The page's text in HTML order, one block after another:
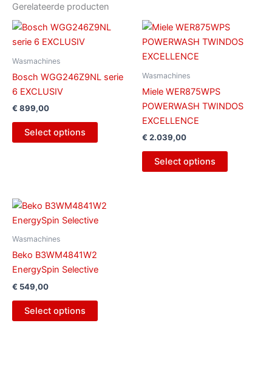
Gerelateerde producten
Wasmachines
Bosch WGG246Z9NL serie
6 EXCLUSIV
€ 899,00
Select options
Wasmachines
Miele WER875WPS
POWERWASH TWINDOS
EXCELLENCE
€ 2.039,00
Select options
Wasmachines
Beko B3WM4841W2
EnergySpin Selective
€ 549,00
Select options